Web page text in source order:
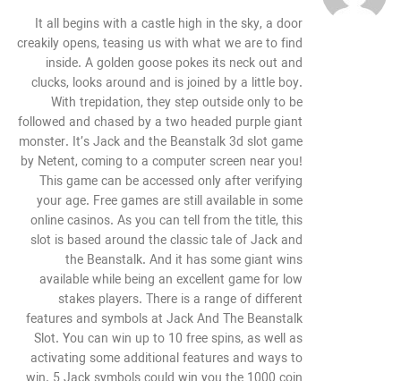
It all begins with a castle high in the sky, a door
creakily opens, teasing us with what we are to find
inside. A golden goose pokes its neck out and
clucks, looks around and is joined by a little boy.
With trepidation, they step outside only to be
followed and chased by a two headed purple giant
monster. It’s Jack and the Beanstalk 3d slot game
by Netent, coming to a computer screen near you!
This game can be accessed only after verifying
your age. Free games are still available in some
online casinos. As you can tell from the title, this
slot is based around the classic tale of Jack and
the Beanstalk. And it has some giant wins
available while being an excellent game for low
stakes players. There is a range of different
features and symbols at Jack And The Beanstalk
Slot. You can win up to 10 free spins, as well as
activating some additional features and ways to